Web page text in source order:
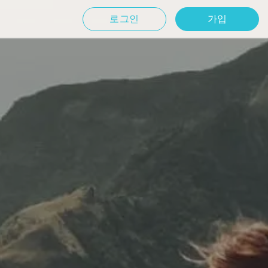
로그인 가입